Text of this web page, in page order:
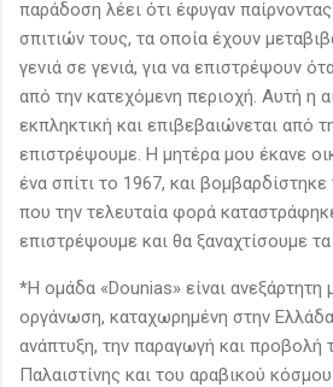
παράδοση λέει ότι έφυγαν
σπιτιών τους, τα οποία έχουν
γενιά σε γενιά, για να επιστρέψουν
από την κατεχόμενη περιοχή. Αυτή η
εκπληκτική και επιβεβαιώνεται από
επιστρέψουμε. Η μητέρα μου έκανε
ένα σπίτι το 1967, και
που την τελευταία φορά
επιστρέψουμε και θα ξαναχτίσουμε τα
*H ομάδα «Dounias» είναι
οργάνωση, καταχωρημένη στην
ανάπτυξη, την παραγωγή και προβολή
Παλαιστίνης και του αραβικού